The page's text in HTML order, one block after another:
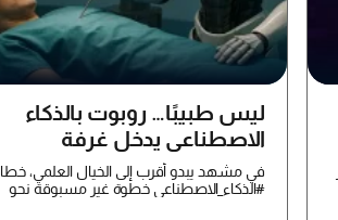
ليس طبيبًا… روبوت بالذكاء
الاصطناعي يدخل غرفة
العمليات
في مشهد يبدو أقرب إلى الخيال العلمي، خطا
#الذكاء_الاصطناعي خطوة غير مسبوقة نحو